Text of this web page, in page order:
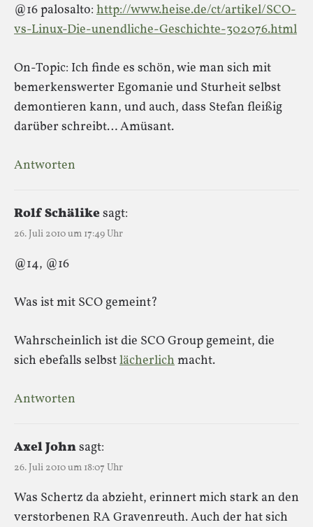
@16 palosalto: http://www.heise.de/ct/artikel/SCO-
vs-Linux-Die-unendliche-Geschichte-302076.html
On-Topic: Ich finde es schön, wie man sich mit
bemerkenswerter Egomanie und Sturheit selbst
demontieren kann, und auch, dass Stefan fleißig
darüber schreibt… Amüsant.
Antworten
Rolf Schälikesagt:
26. Juli 2010 um 17:49 Uhr
@14, @16
Was ist mit SCO gemeint?
Wahrscheinlich ist die SCO Group gemeint, die
sich ebefalls selbstlächerlichmacht.
Antworten
Axel Johnsagt:
26. Juli 2010 um 18:07 Uhr
Was Schertz da abzieht, erinnert mich stark an den
verstorbenen RA Gravenreuth. Auch der hat sich